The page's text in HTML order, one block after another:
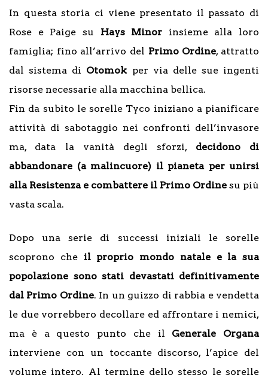
In questa storia ci viene presentato il passato di
Rose e Paige su Hays Minor insieme alla loro
famiglia; fino all’arrivo del Primo Ordine, attratto
dal sistema di Otomok per via delle sue ingenti
risorse necessarie alla macchina bellica.
Fin da subito le sorelle Tyco iniziano a pianificare
attività di sabotaggio nei confronti dell’invasore
ma, data la vanità degli sforzi, decidono di
abbandonare (a malincuore) il pianeta per unirsi
alla Resistenza e combattere il Primo Ordine su più
vasta scala.
Dopo una serie di successi iniziali le sorelle
scoprono che il proprio mondo natale e la sua
popolazione sono stati devastati definitivamente
dal Primo Ordine. In un guizzo di rabbia e vendetta
le due vorrebbero decollare ed affrontare i nemici,
ma è a questo punto che il Generale Organa
interviene con un toccante discorso, l’apice del
volume intero. Al termine dello stesso le sorelle